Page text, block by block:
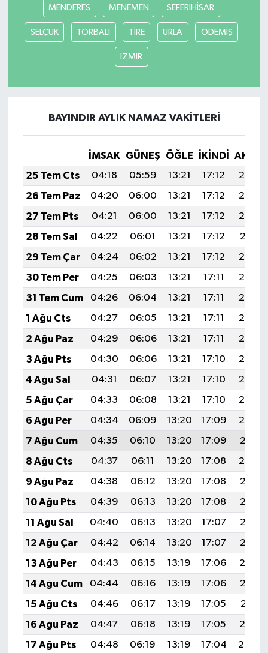
MENDERES MENEMEN SEFERIHİSAR
SELÇUK TORBALI TİRE URLA ÖDEMİŞ
İZMİR
BAYINDIR AYLIK NAMAZ VAKITLERI
İMSAK GÜNEŞ ÖĞLE İKINDI
25 Tem Cts
04:18 05:59 13:21 17:12
20:33
26 Tem Paz
04:20 06:00 13:21 17:12
20:32
27 Tem Pts
04:21 06:00 13:21 17:12
20:32
28 Tem Sal
04:22 06:01 13:21 17:12
20:31
29 Tem Çar
04:24 06:02 13:21 17:12
20:30
30 Tem Per
04:25 06:03 13:21 17:11
20:29
31 Tem Cum
04:26 06:04 13:21 17:11
20:28
1 Ağu Cts
04:27 06:05 13:21 17:11
20:27
2 Ağu Paz
04:29 06:06 13:21 17:11
20:26
3 Ağu Pts
04:30 06:06 13:21 17:10
20:25
4 Ağu Sal
04:31 06:07 13:21 17:10
20:24
5 Ağu Çar
04:33 06:08 13:21 17:10
20:23
6 Ağu Per
04:34 06:09 13:20 17:09
20:22
7 Ağu Cum
04:35 06:10 13:20 17:09
20:21
8 Ağu Cts
04:37 06:11 13:20 17:08
20:20
9 Ağu Paz
04:38 06:12 13:20 17:08
20:18
10 Ağu Pts
04:39 06:13 13:20 17:08
20:17
11 Ağu Sal
04:40 06:13 13:20 17:07
20:16
12 Ağu Çar
04:42 06:14 13:20 17:07
20:15
13 Ağu Per
04:43 06:15 13:19 17:06
20:14
14 Ağu Cum
04:44 06:16 13:19 17:06
20:12
15 Ağu Cts
04:46 06:17 13:19 17:05
20:11
16 Ağu Paz
04:47 06:18 13:19 17:05
20:10
17 Ağu Pts
04:48 06:19 13:19 17:04
20:09